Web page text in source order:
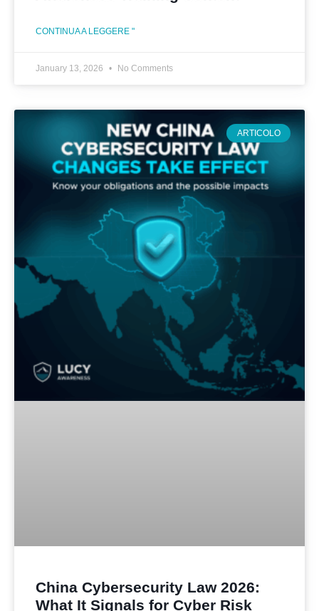
CONTINUA A LEGGERE "
January 13, 2026 No Comments
ARTICOLO
China Cybersecurity Law 2026:
What It Signals for Cyber Risk